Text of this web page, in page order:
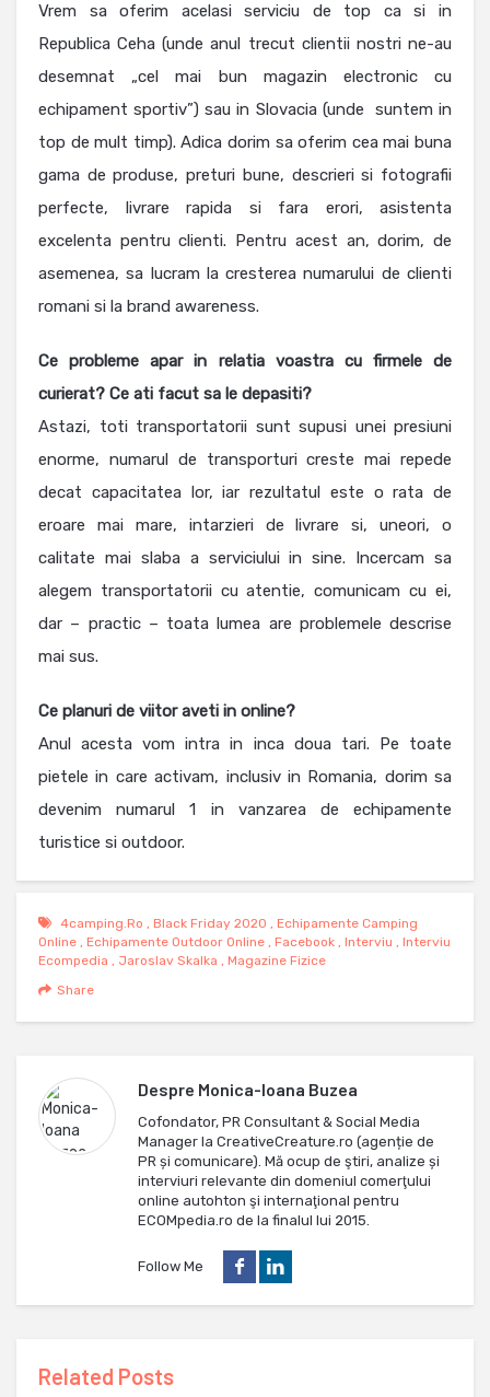
Vrem sa oferim acelasi serviciu de top ca si in
Republica Ceha (unde anul trecut clientii nostri ne-au
desemnat „cel mai bun magazin electronic cu
echipament sportiv”) sau in Slovacia (unde suntem in
top de mult timp). Adica dorim sa oferim cea mai buna
gama de produse, preturi bune, descrieri si fotografii
perfecte, livrare rapida si fara erori, asistenta
excelenta pentru clienti. Pentru acest an, dorim, de
asemenea, sa lucram la cresterea numarului de clienti
romani si la brand awareness.
Ce probleme apar in relatia voastra cu firmele de
curierat? Ce ati facut sa le depasiti?
Astazi, toti transportatorii sunt supusi unei presiuni
enorme, numarul de transporturi creste mai repede
decat capacitatea lor, iar rezultatul este o rata de
eroare mai mare, intarzieri de livrare si, uneori, o
calitate mai slaba a serviciului in sine. Incercam sa
alegem transportatorii cu atentie, comunicam cu ei,
dar – practic – toata lumea are problemele descrise
mai sus.
Ce planuri de viitor aveti in online?
Anul acesta vom intra in inca doua tari. Pe toate
pietele in care activam, inclusiv in Romania, dorim sa
devenim numarul 1 in vanzarea de echipamente
turistice si outdoor.
4camping.ro , Black Friday 2020 , Echipamente Camping
Online , Echipamente Outdoor Online , Facebook , Interviu , Interviu
Ecompedia , Jaroslav Skalka , Magazine Fizice
Share
Despre Monica-Ioana Buzea
Cofondator, PR Consultant & Social Media
Manager la CreativeCreature.ro (agenție de
PR și comunicare). Mă ocup de ştiri, analize și
interviuri relevante din domeniul comerţului
online autohton şi internaţional pentru
ECOMpedia.ro de la finalul lui 2015.
Follow Me
Related Posts